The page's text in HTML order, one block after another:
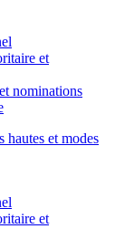
et
nominations
hautes et modes
et